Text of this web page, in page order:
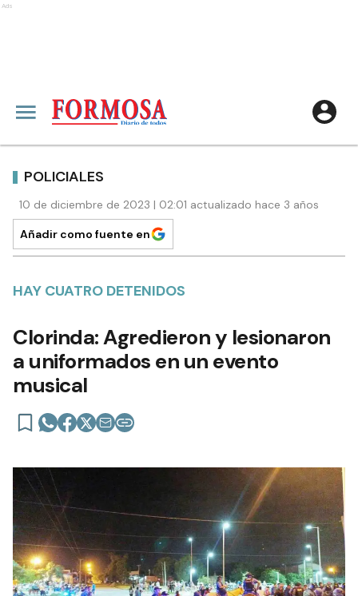
Ads
POLICIALES
10 de diciembre de 2023 | 02:01 actualizado hace 3 años
Añadir como fuente en
HAY CUATRO DETENIDOS
Clorinda: Agredieron y lesionaron
a uniformados en un evento
musical